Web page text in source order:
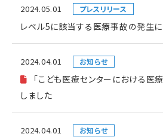
2024.05.01 プレスリリース
レベル5に該当する医療事故の発生に
2024.04.01 お知らせ
「こども医療センターにおける医
しました
2024.04.01 お知らせ